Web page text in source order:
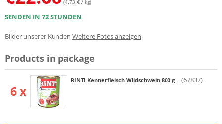
(4.73 € / kg)
SENDEN IN 72 STUNDEN
Bilder unserer Kunden Weitere Fotos anzeigen
Products in package
6 x
RINTI Kennerfleisch Wildschwein 800 g (67837)